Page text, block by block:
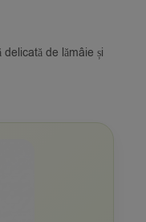
de lămâie și